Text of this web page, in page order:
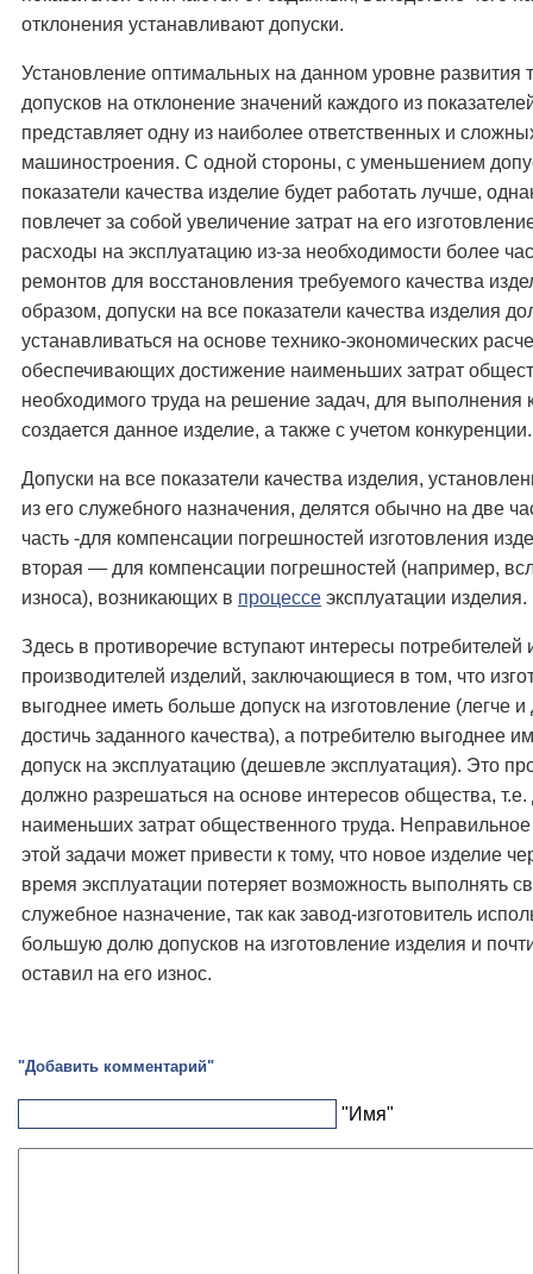
отклонения устанавливают допуски.
Установление оптимальных на данном уровне развития
допусков на отклонение значений каждого из
представляет одну из наиболее ответственных и
машиностроения. С одной стороны, с уменьшением
показатели качества изделие будет работать лучше,
повлечет за собой увеличение затрат на его
расходы на эксплуатацию из-за необходимости более
ремонтов для восстановления требуемого качества
образом, допуски на все показатели качества изделия
устанавливаться на основе технико-экономических
обеспечивающих достижение наименьших затрат
необходимого труда на решение задач, для выполнения
создается данное изделие, а также с учетом конкуренции.
Допуски на все показатели качества изделия,
из его служебного назначения, делятся обычно на две
часть -для компенсации погрешностей изготовления
вторая — для компенсации погрешностей (например,
износа), возникающих в процессе эксплуатации изделия.
Здесь в противоречие вступают интересы потребителей
производителей изделий, заключающиеся в том, что
выгоднее иметь больше допуск на изготовление (легче
достичь заданного качества), а потребителю выгоднее
допуск на эксплуатацию (дешевле эксплуатация). Это
должно разрешаться на основе интересов общества,
наименьших затрат общественного труда.
этой задачи может привести к тому, что новое изделие
время эксплуатации потеряет возможность выполнять
служебное назначение, так как завод-изготовитель
большую долю допусков на изготовление изделия и
оставил на его износ.
"Добавить комментарий"
"Имя"